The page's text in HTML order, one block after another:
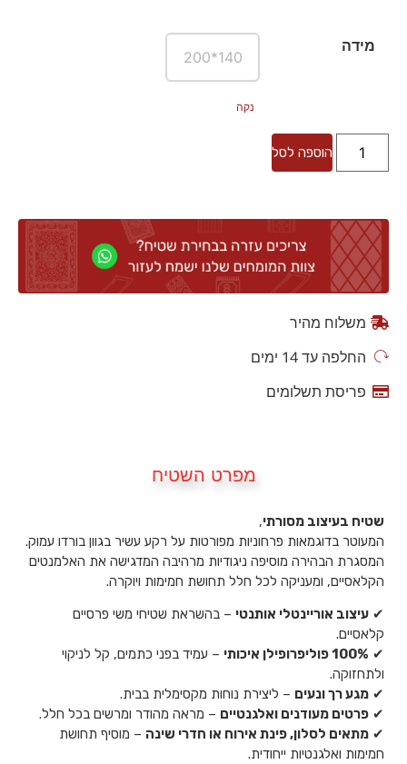
מידה
140*200
נקה
הוספה לסל
משלוח מהיר
החלפה עד 14 ימים
פריסת תשלומים
מפרט השטיח
שטיח בעיצוב מסורתי,
המעוטר בדוגמאות פרחוניות מפורטות על רקע עשיר בגוון בורדו עמוק.
המסגרת הבהירה מוסיפה ניגודיות מרהיבה המדגישה את האלמנטים
הקלאסיים, ומעניקה לכל חלל תחושת חמימות ויוקרה.
✔ עיצוב אוריינטלי אותנטי – בהשראת שטיחי משי פרסיים
קלאסיים.
✔ 100% פוליפרופילן איכותי
– עמיד בפני כתמים, קל לניקוי
ולתחזוקה.
✔ מגע רך ונעים – ליצירת נוחות מקסימלית בבית.
✔ פרטים מעודנים ואלגנטיים – מראה מהודר ומרשים בכל חלל.
✔ מתאים לסלון, פינת אירוח או חדרי שינה – מוסיף תחושת
חמימות ואלגנטיות ייחודית.